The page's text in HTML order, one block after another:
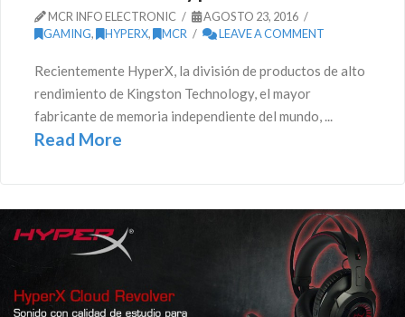
MCR INFO ELECTRONIC
AGOSTO 23, 2016
GAMING, HYPERX, MCR LEAVE A COMMENT
Recientemente HyperX, la división de productos de alto
rendimiento de Kingston Technology, el mayor
fabricante de memoria independiente del mundo, ...
Read More